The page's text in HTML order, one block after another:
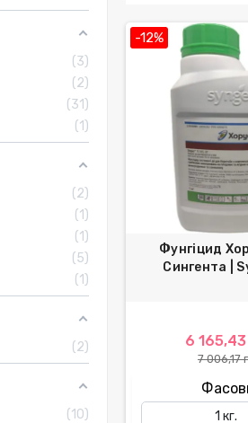
3
2
31
1
2
1
1
5
1
2
10
-12%
Фунгіцид
Сингента |
6 165,43
7 006,17